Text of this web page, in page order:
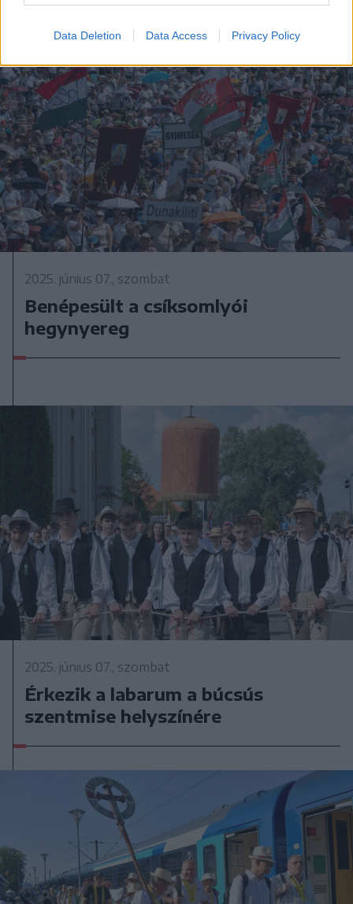
Data Deletion Data Access Privacy Policy
2025. június 07., szombat
Benépesült a csíksomlyói
hegynyereg
2025. június 07., szombat
Érkezik a labarum a búcsús
szentmise helyszínére